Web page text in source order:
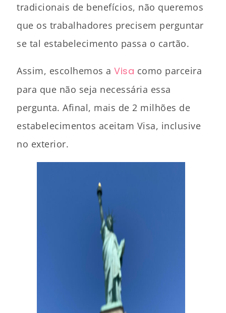
tradicionais de benefícios, não queremos
que os trabalhadores precisem perguntar
se tal estabelecimento passa o cartão.
Assim, escolhemos a Visa como parceira
para que não seja necessária essa
pergunta. Afinal, mais de 2 milhões de
estabelecimentos aceitam Visa, inclusive
no exterior.